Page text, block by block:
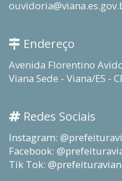
Endereço
Avenida Florentino
Viana Sede - Viana/ES -
Redes Sociais
Instagram:
Facebook:
Tik Tok: